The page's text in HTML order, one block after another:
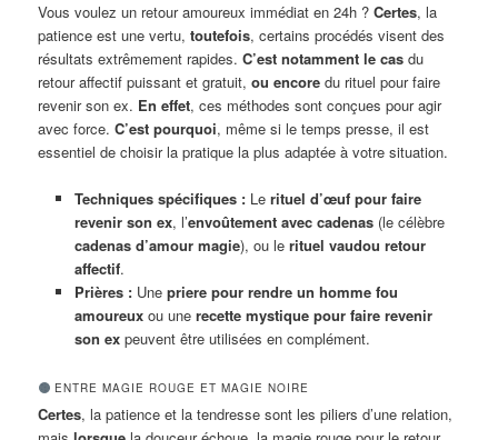
Vous voulez un retour amoureux immédiat en 24h ?Certes, la
patience est une vertu,toutefois, certains procédés visent des
résultats extrêmement rapides.C’est notamment le cas du
retour affectif puissant et gratuit,ou encore du rituel pour faire
revenir son ex. En effet, ces méthodes sont conçues pour agir
avec force.C’est pourquoi, même si le temps presse, il est
essentiel de choisir la pratique la plus adaptée à votre situation.
Techniques spécifiques :Le rituel d’œuf pour faire
revenir son ex, l’envoûtement avec cadenas(le célèbre
cadenas d’amour magie), ou le rituel vaudou retour
affectif.
Prières :Une priere pour rendre un homme fou
amoureuxou une recette mystique pour faire revenir
son expeuvent être utilisées en complément.
ENTRE MAGIE ROUGE ET MAGIE NOIRE
Certes, la patience et la tendresse sont les piliers d’une relation,